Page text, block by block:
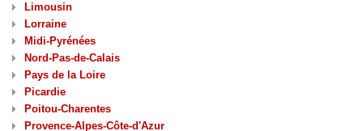
Limousin
Lorraine
Midi-Pyrénées
Nord-Pas-de-Calais
Pays de la Loire
Picardie
Poitou-Charentes
Provence-Alpes-Côte-d'Azur